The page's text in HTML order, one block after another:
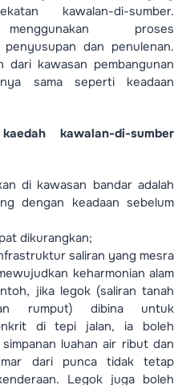
kawalan-di-sumber.
proses
penyusupan dan penulenan.
kawasan pembangunan
sama seperti keadaan
kawalan-di-sumber
di kawasan bandar adalah
dengan keadaan sebelum
dikurangkan;
saliran yang mesra
keharmonian alam
jika legok (saliran tanah
rumput) dibina untuk
di tepi jalan, ia boleh
luahan air ribut dan
dari punca tidak tetap
Legok juga boleh